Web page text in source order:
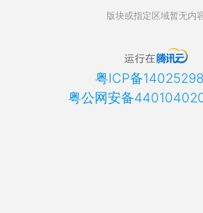
版块或指定区域暂无内
粤ICP备
粤公网安备